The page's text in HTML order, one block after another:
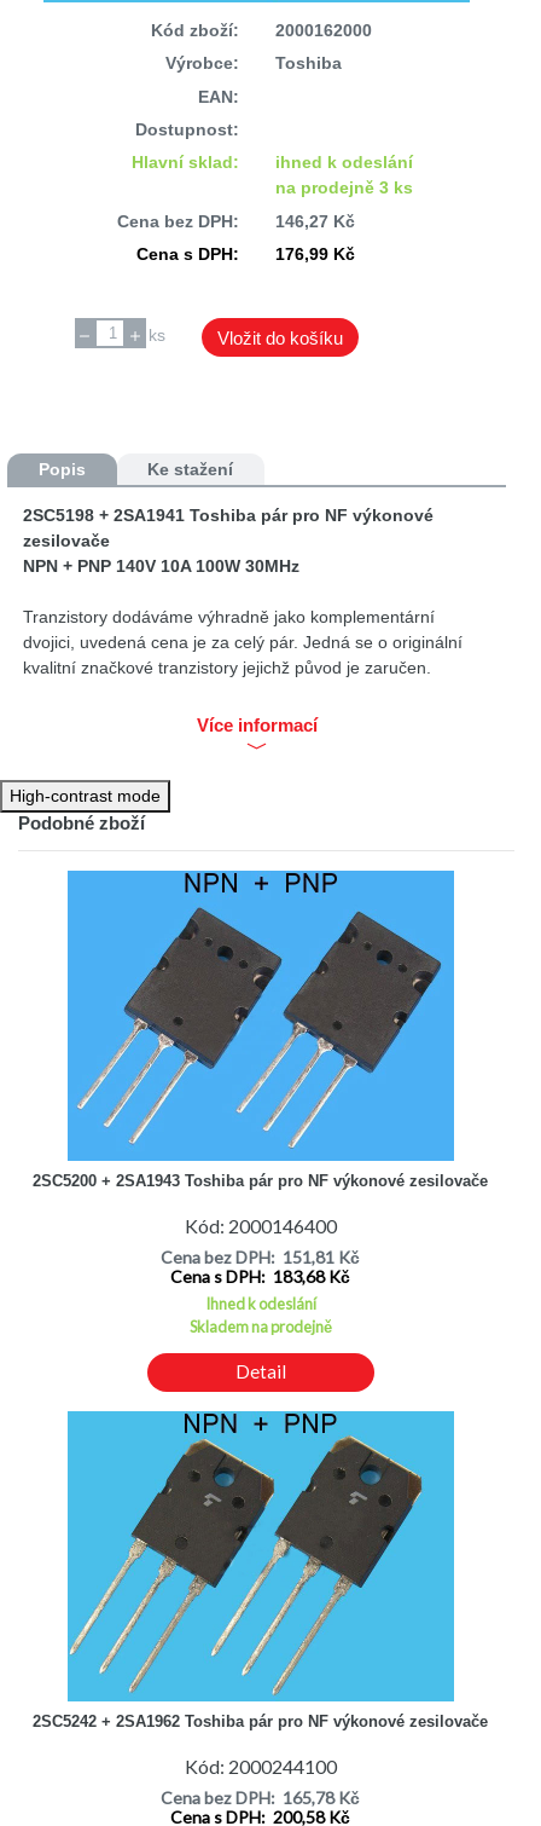
Kód zboží:
2000162000
Výrobce:
Toshiba
EAN:
Dostupnost:
Hlavní sklad:
ihned k odeslání
na prodejně 3 ks
Cena bez DPH:
146,27 Kč
Cena s DPH:
176,99 Kč
ks Vložit do košíku
Popis Ke stažení
2SC5198 + 2SA1941 Toshiba pár pro NF výkonové
zesilovače
NPN + PNP 140V 10A 100W 30MHz
Tranzistory dodáváme výhradně jako komplementární
dvojici, uvedená cena je za celý pár. Jedná se o originální
kvalitní značkové tranzistory jejichž původ je zaručen.
Oblast použití je pro NF koncové zesilovače s trvalým
Vhodný typ pro paralelní řazení. Tímto párem lze
bezproblému nahradit méně výkonné tranzistory 2SC3854 +
2SA1490, 2SC5197 + 2SA1940.
Více informací
High-contrast mode
Podobné zboží
2SC5200 + 2SA1943 Toshiba pár pro NF výkonové zesilovače
Kód: 2000146400
Cena bez DPH: 151,81 Kč
Cena s DPH: 183,68 Kč
Ihned k odeslání
Skladem na prodejně
Detail
2SC5242 + 2SA1962 Toshiba pár pro NF výkonové zesilovače
Kód: 2000244100
Cena bez DPH: 165,78 Kč
Cena s DPH: 200,58 Kč